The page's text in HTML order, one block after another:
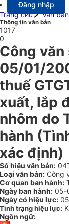
Đăng nhập
Trang chủ
Văn
Thông tin văn bản
1017
0
Công văn
05/01/
thuế
xuất, lắp
nhôm do
hành
xác định)
Số hiệu văn bản:
Loại văn bản: Công
Cơ quan ban hành:
Ngày ban hành: 05-
Ngày có hiệu lực:
Tình trạng hiệu lực:
Ngôn ngữ: